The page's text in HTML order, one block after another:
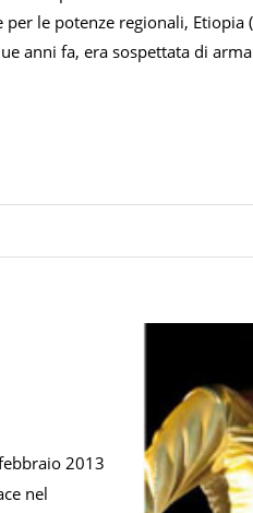
le potenze regionali,
anni fa, era sospettata di
2013
nel